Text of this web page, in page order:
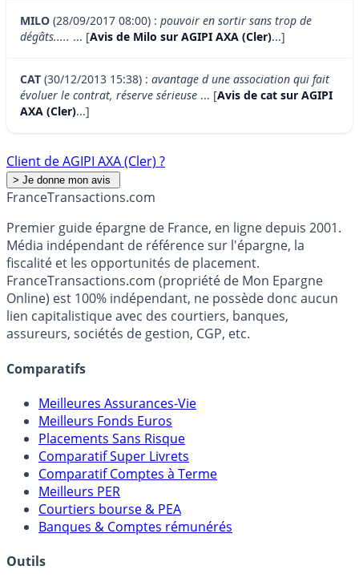
MILO (28/09/2017 08:00) : pouvoir en sortir sans trop de
dégâts..... ... [Avis de Milo sur AGIPI AXA (Cler)...]
CAT (30/12/2013 15:38) : avantage d une association qui fait
évoluer le contrat, réserve sérieuse ... [Avis de cat sur AGIPI
AXA (Cler)...]
Client de AGIPI AXA (Cler) ?
FranceTransactions.com
Premier guide épargne de France, en ligne depuis 2001.
Média indépendant de référence sur l'épargne, la
fiscalité et les opportunités de placement.
FranceTransactions.com (propriété de Mon Epargne
Online) est 100% indépendant, ne possède donc aucun
lien capitalistique avec des courtiers, banques,
assureurs, sociétés de gestion, CGP, etc.
Comparatifs
Meilleures Assurances-Vie
Meilleurs Fonds Euros
Placements Sans Risque
Comparatif Super Livrets
Comparatif Comptes à Terme
Meilleurs PER
Courtiers bourse & PEA
Banques & Comptes rémunérés
Outils